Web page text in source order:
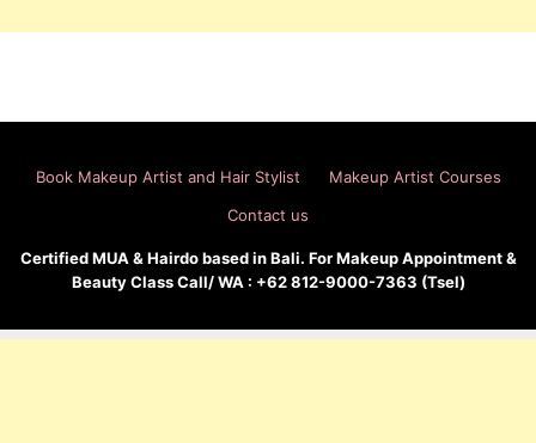
Book Makeup Artist and Hair Stylist
Makeup Artist Courses
Contact us
Certified MUA & Hairdo based in Bali. For Makeup Appointment &
Beauty Class Call/ WA : +62 812-9000-7363 (Tsel)